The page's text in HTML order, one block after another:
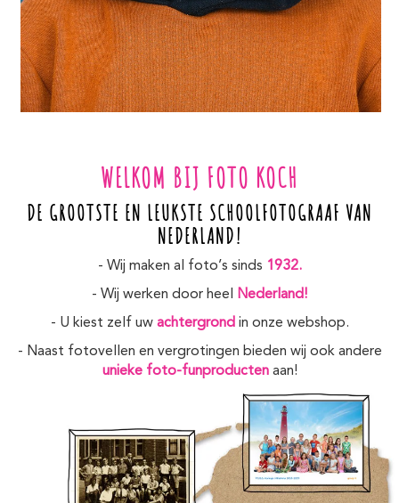
WELKOM BIJ FOTO KOCH
DE GROOTSTE EN LEUKSTE SCHOOLFOTOGRAAF VAN
NEDERLAND!
- Wij maken al foto’s sinds 1932.
- Wij werken door heel
Nederland!
- U kiest zelf uw achtergrond in onze webshop.
- Naast fotovellen en vergrotingen bieden wij ook andere
unieke foto-funproductenaan!